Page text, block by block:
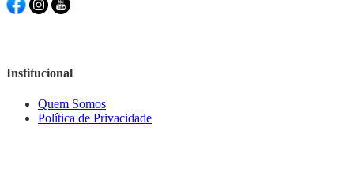
Institucional
Quem Somos
Política de Privacidade